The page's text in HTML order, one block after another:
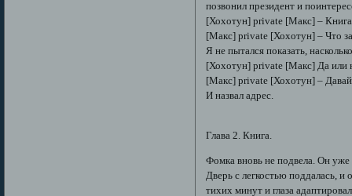
позвонил президент и
[Хохотун] private [Макс] –
[Макс] private [Хохотун] – Что
Я не пытался показать,
[Хохотун] private [Макс] Да или
[Макс] private [Хохотун] –
И назвал адрес.
Глава 2. Книга.
Фомка вновь не подвела. Он уже
Дверь с легкостью поддалась, и
тихих минут и глаза